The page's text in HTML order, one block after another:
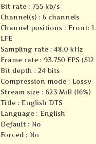
Bit rate : 755 kb/s
Channel(s) : 6 channels
Channel positions : Front: L
LFE
Sampling rate : 48.0 kHz
Frame rate : 93.750 FPS
Bit depth : 24 bits
Compression mode : Lossy
Stream size : 623 MiB (16%)
Title : English DTS
Language : English
Default : No
Forced : No